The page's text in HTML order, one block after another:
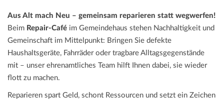
Aus Alt mach Neu – gemeinsam reparieren statt wegwerfen!
Beim Repair-Café im Gemeindehaus stehen Nachhaltigkeit und
Gemeinschaft im Mittelpunkt: Bringen Sie defekte
Haushaltsgeräte, Fahrräder oder tragbare Alltagsgegenstände
mit – unser ehrenamtliches Team hilft Ihnen dabei, sie wieder
flott zu machen.
Reparieren spart Geld, schont Ressourcen und setzt ein Zeichen